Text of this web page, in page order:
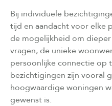
Bij individuele
tijd en aandacht voor elke
de mogelijkheid om
vragen, de unieke
persoonlijke connectie op
bezichtigingen zijn vooral
hoogwaardige woningen
gewenst is.